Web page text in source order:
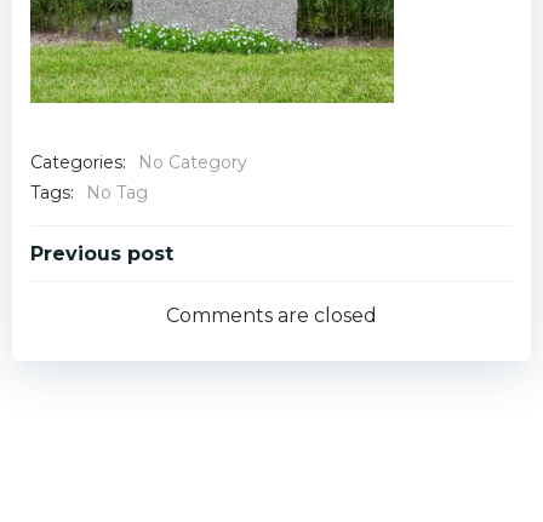
Categories:
No Category
Tags:
No Tag
Post
navigation
Previous post
Comments are closed